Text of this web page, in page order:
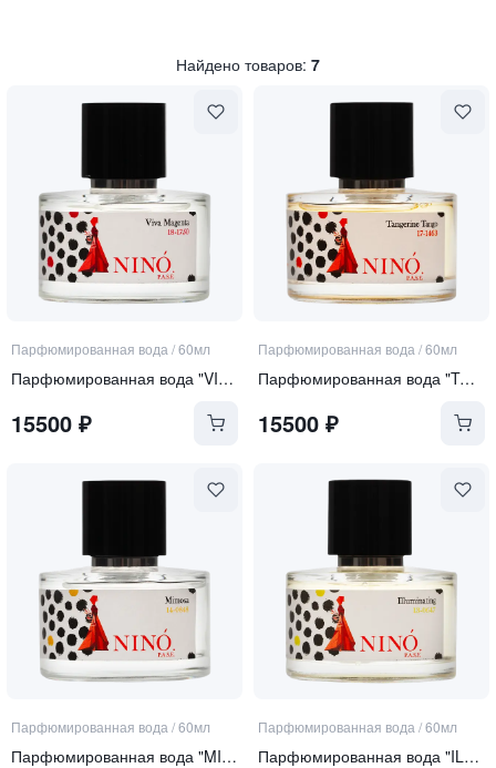
Найдено товаров: 7
Парфюмированная вода /60мл
Парфюмированная вода "VIVA MAGENTA"
15500 ₽
Парфюмированная вода /60мл
Парфюмированная вода "TANGERINE TANGO"
15500₽
Парфюмированная вода /60мл
Парфюмированная вода "MIMOSA"
Парфюмированная вода /60мл
Парфюмированная вода "ILLUMINATING"